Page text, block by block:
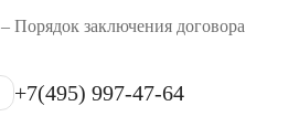
– Порядок заключения договора
+7(495) 997-47-64